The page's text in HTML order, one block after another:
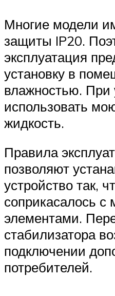
Многие модели
защиты IP20.
эксплуатация
установку в
влажностью. При
использовать
жидкость.
Правила
позволяют
устройство так,
соприкасалось с
элементами.
стабилизатора
подключении
потребителей.